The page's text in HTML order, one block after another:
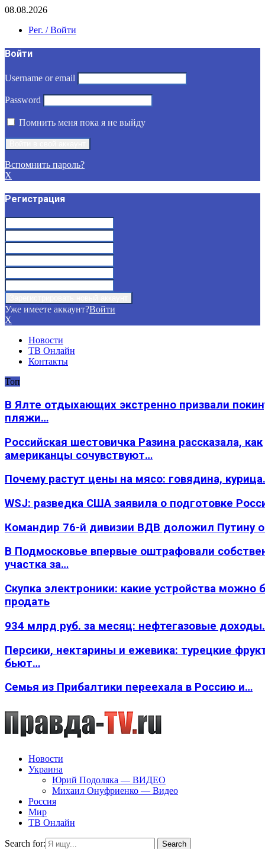
08.08.2026
Рег. / Войти
Войти
Username or email
Password
Помнить меня пока я не выйду
Вспомнить пароль?
X
Регистрация
Уже имеете аккаунт?Войти
X
Новости
ТВ Онлайн
Контакты
Топ
В Ялте отдыхающих экстренно призвали
пляжи…
Российская шестовичка Разина рассказала, как
американцы сочувствуют…
Почему растут цены на мясо: говядина,
WSJ: разведка США заявила о подготовке
Командир 76-й дивизии ВДВ доложил Путину
В Подмосковье впервые оштрафовали
участка за…
Скупка электроники: какие устройства можно
продать
934 млрд руб. за месяц: нефтегазовые
Персики, нектарины и ежевика: турецкие
бьют…
Семья из Прибалтики переехала в Россию и…
Новости
Украина
Юрий Подоляка — ВИДЕО
Михаил Онуфриенко — Видео
Россия
Мир
ТВ Онлайн
Search for:
Search